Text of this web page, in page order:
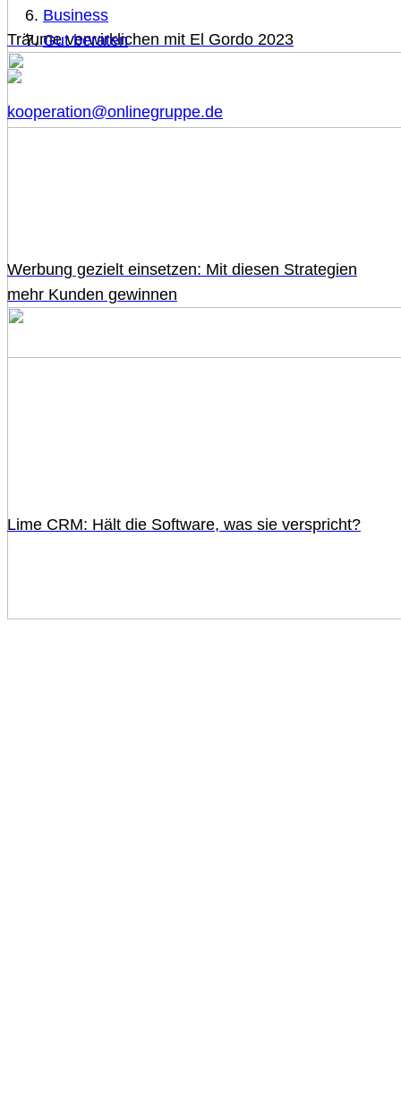
Träume verwirklichen mit El Gordo 2023
Werbung gezielt einsetzen: Mit diesen Strategien
mehr Kunden gewinnen
Lime CRM: Hält die Software, was sie verspricht?
Business
Gut beraten
kooperation@onlinegruppe.de